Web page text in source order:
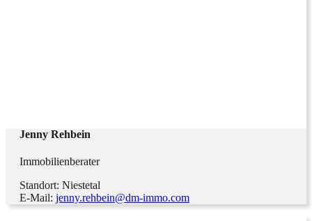
Jenny Rehbein
Immobilienberater
Standort: Niestetal
E-Mail: jenny.rehbein@dm-immo.com